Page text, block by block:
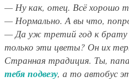
— Ну как, отец. Всё хорошо
— Нормально. А вы что,
— Да уж третий год к брату
только эти цветы? Он их
Странная традиция. Ты,
тебя подвезу, а то автобус